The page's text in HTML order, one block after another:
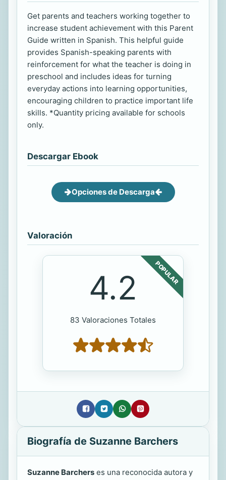
Get parents and teachers working together to
increase student achievement with this Parent
Guide written in Spanish. This helpful guide
provides Spanish-speaking parents with
reinforcement for what the teacher is doing in
preschool and includes ideas for turning
everyday actions into learning opportunities,
encouraging children to practice important life
skills. *Quantity pricing available for schools
only.
Descargar Ebook
Opciones de Descarga
Valoración
POPULAR
4.2
83 Valoraciones Totales
Biografía de Suzanne Barchers
Suzanne Barchers es una reconocida autora y